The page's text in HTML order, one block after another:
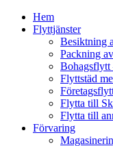
Hem
Flyttjänster
Besiktning
Packning
Flyttstäd
Flytta till
Flytta till
Förvaring